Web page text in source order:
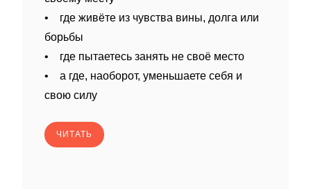
• где живёте из чувства вины, долга или
борьбы
• где пытаетесь занять не своё место
• а где, наоборот, уменьшаете себя и
свою силу
ЧИТАТЬ